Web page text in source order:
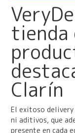
tienda
Clarín
El exitoso
ni aditivos, que
presente en cada